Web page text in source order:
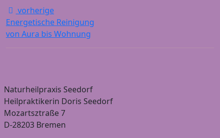
vorherige
Energetische Reinigung
von Aura bis Wohnung
Naturheilpraxis Seedorf
Heilpraktikerin Doris Seedorf
Mozartsztraße 7
D-28203 Bremen